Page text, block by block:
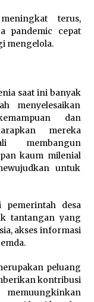
terus,
pandemic cepat
mengelola.
saat ini banyak
menyelesaikan
dan
mereka
membangun
kaum milenial
untuk
pemerintah desa
tantangan yang
akses informasi
peluang
kontribusi